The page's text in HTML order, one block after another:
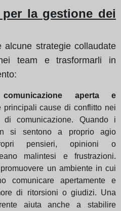
la gestione dei
alcune strategie collaudate
team e trasformarli in
aperta e
principali cause di conflitto nei
comunicazione. Quando i
si sentono a proprio agio
pensieri, opinioni o
malintesi e frustrazioni.
un ambiente in cui
comunicare apertamente e
di ritorsioni o giudizi. Una
aiuta anche a stabilire